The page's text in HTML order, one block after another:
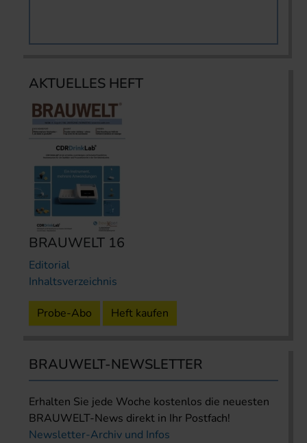
AKTUELLES HEFT
BRAUWELT 16
Editorial
Inhaltsverzeichnis
Probe-Abo Heft kaufen
BRAUWELT-NEWSLETTER
Erhalten Sie jede Woche kostenlos die neuesten
BRAUWELT-News direkt in Ihr Postfach!
Newsletter-Archiv und Infos